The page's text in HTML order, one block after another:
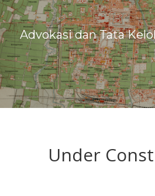
Advokasi dan Tata
Under